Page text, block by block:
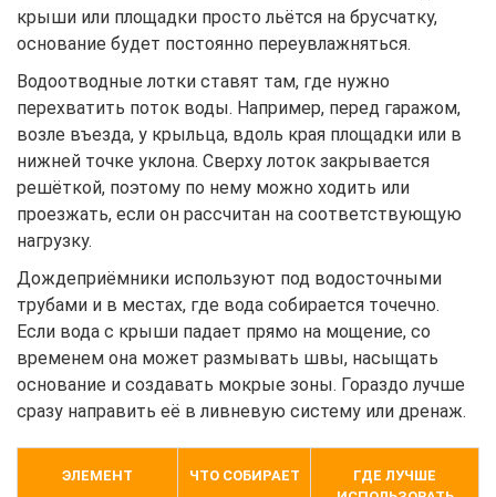
крыши или площадки просто льётся на брусчатку,
основание будет постоянно переувлажняться.
Водоотводные лотки ставят там, где нужно
перехватить поток воды. Например, перед гаражом,
возле въезда, у крыльца, вдоль края площадки или в
нижней точке уклона. Сверху лоток закрывается
решёткой, поэтому по нему можно ходить или
проезжать, если он рассчитан на соответствующую
нагрузку.
Дождеприёмники используют под водосточными
трубами и в местах, где вода собирается точечно.
Если вода с крыши падает прямо на мощение, со
временем она может размывать швы, насыщать
основание и создавать мокрые зоны. Гораздо лучше
сразу направить её в ливневую систему или дренаж.
ЭЛЕМЕНТ ЧТО СОБИРАЕТ
ГДЕ ЛУЧШЕ